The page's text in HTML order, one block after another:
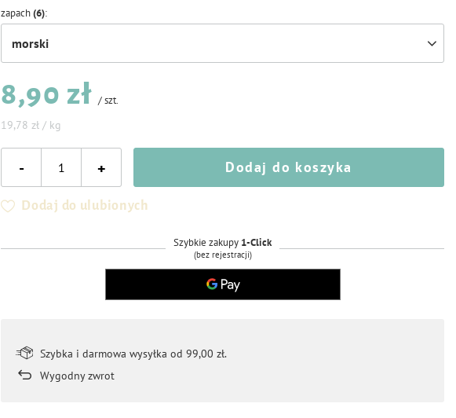
zapach(6)
morski
8,90 zł /szt.
19,78 zł / kg
- + Dodaj do koszyka
Dodaj do ulubionych
Szybkie zakupy 1-Click
(bez rejestracji)
Szybka i darmowa wysyłka od 99,00 zł.
Wygodny zwrot